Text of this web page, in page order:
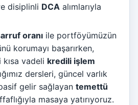
disiplinli DCA alımlarıyla
oranı ile portföyümüzün
korumayı başarırken,
kısa vadeli kredili işlem
dersleri, güncel varlık
pasif gelir sağlayan temettü
masaya yatırıyoruz.